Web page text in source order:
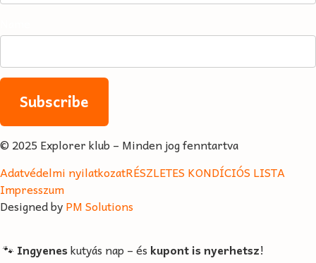
© 2025 Explorer klub – Minden jog fenntartva
Adatvédelmi nyilatkozatRÉSZLETES KONDÍCIÓS LISTA
Impresszum
Designed byPM Solutions
🐾 Ingyeneskutyás nap – és kupont is nyerhetsz!